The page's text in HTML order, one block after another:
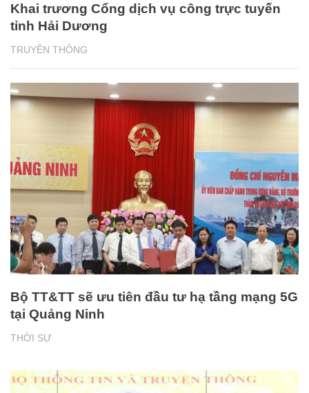
TRUYỀN THÔNG
Khai trương Cổng dịch vụ công trực tuyến
tỉnh Hải Dương
THỜI SỰ
Bộ TT&TT sẽ ưu tiên đầu tư hạ tầng mạng 5G
tại Quảng Ninh